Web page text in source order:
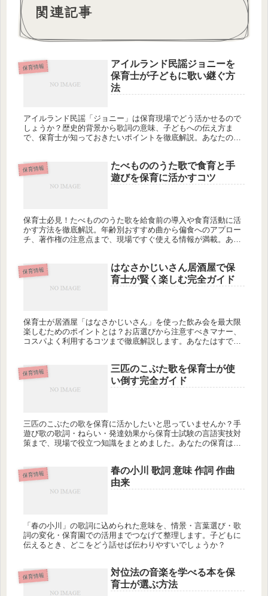
関連記事
保育情報
アイルランド民謡ジョニーを
保育士が子どもに歌い継ぐ方
法
アイルランド民謡「ジョニー」は保育現場でどう活かせるので
しょうか？歴史的背景から歌詞の意味、子どもへの伝え方ま
で、保育士が知っておきたいポイントを徹底解説。あなたの保
保育情報
たべもののうた歌で食育と手
遊びを保育に活かすコツ
保育士必見！たべもののうた歌を給食前の導入や食育活動に活
かす方法を徹底解説。年齢別おすすめ曲から偏食へのアプロー
チ、著作権の注意点まで、現場ですぐ使える情報が満載。あな
保育情報
はなさかじいさん居酒屋で保
育士が賢く楽しむ完全ガイド
保育士が居酒屋「はなさかじいさん」を使った飲み会を最大限
楽しむためのポイントとは？お店選びから注意すべきマナー、
コスパよく利用するコツまで徹底解説します。あなたはすでに
保育情報
三匹のこぶた歌を保育士が使
い倒す完全ガイド
三匹のこぶたの歌を保育に活かしたいと思っていませんか？手
遊び歌の歌詞・ねらい・発達効果から保育士試験の言語実技対
策まで、現場で役立つ知識をまとめました。あなたの保育はも
保育情報
春の小川 歌詞 意味 作詞 作曲
由来
「春の小川」の歌詞に込められた意味を、情景・言葉選び・歌
詞の変化・保育園での活用までつなげて整理します。子どもに
伝えるとき、どこをどう話せば伝わりやすいでしょうか？
保育情報
対位法の音楽を学べる本を保
育士が選ぶ方法